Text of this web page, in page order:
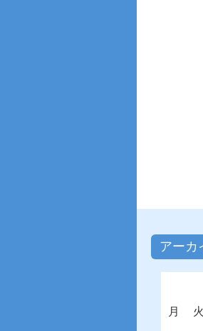
アーカ
月
火